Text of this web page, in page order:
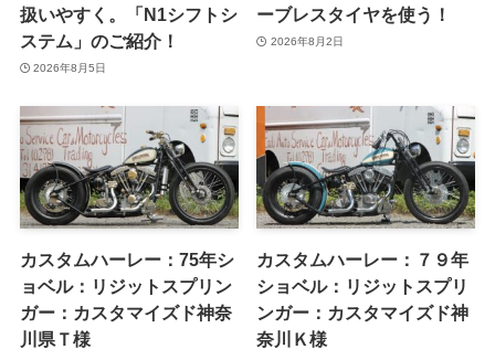
扱いやすく。「N1シフトシ
ステム」のご紹介！
2026年8月5日
ーブレスタイヤを使う！
2026年8月2日
カスタムハーレー：75年シ
ョベル：リジットスプリン
ガー：カスタマイズド神奈
川県Ｔ様
カスタムハーレー：７９年
ショベル：リジットスプリ
ンガー：カスタマイズド神
奈川Ｋ様